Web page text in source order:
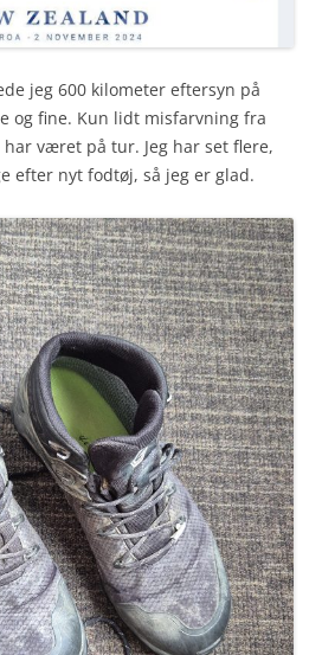
jeg 600 kilometer eftersyn på
og fine. Kun lidt misfarvning fra
været på tur. Jeg har set flere,
efter nyt fodtøj, så jeg er glad.